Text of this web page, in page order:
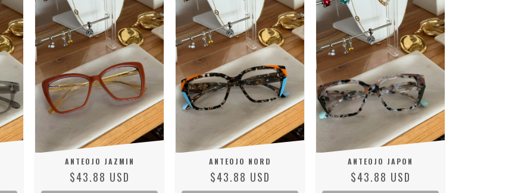
ANTEOJO JAZMIN
$43.88 USD
ANTEOJO NORD
$43.88 USD
ANTEOJO JAPON
$43.88 USD